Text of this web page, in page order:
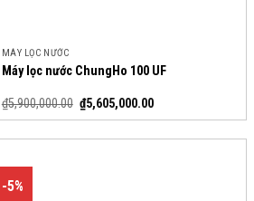
MÁY LỌC NƯỚC
Máy lọc nước ChungHo 100 UF
₫5,900,000.00 ₫5,605,000.00
-5%